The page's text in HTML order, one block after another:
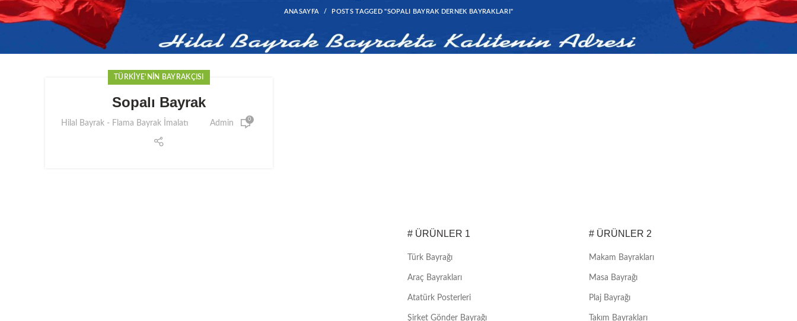
ANASAYFA POSTS TAGGED "SOPALI BAYRAK DERNEK BAYRAKLARI"
TÜRKIYE'NIN BAYRAKÇISI
Sopalı Bayrak
Hilal Bayrak - Flama Bayrak İmalatı Admin 0
# ÜRÜNLER 1
Türk Bayrağı
Araç Bayrakları
Atatürk Posterleri
Şirket Gönder Bayrağı
# ÜRÜNLER 2
Makam Bayrakları
Masa Bayrağı
Plaj Bayrağı
Takım Bayrakları